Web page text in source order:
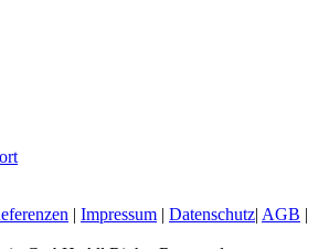
| Impressum | Datenschutz| AGB |